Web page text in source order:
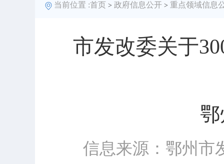
当前位置 :首页 > 政府信息公开 > 重点领域信息
市发改委关于
信息来源：鄂州市